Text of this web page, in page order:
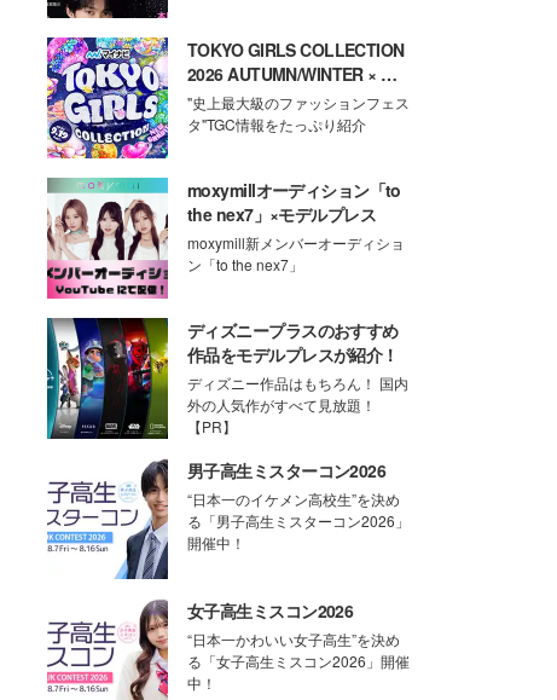
TOKYO GIRLS COLLECTION
2026 AUTUMN/WINTER × モ
デルプレス
"史上最大級のファッションフェス
タ"TGC情報をたっぷり紹介
moxymillオーディション「to
the nex7」×モデルプレス
moxymill新メンバーオーディショ
ン「to the nex7」
ディズニープラスのおすすめ
作品をモデルプレスが紹介！
ディズニー作品はもちろん！ 国内
外の人気作がすべて見放題！
【PR】
男子高生ミスターコン2026
“日本一のイケメン高校生”を決め
る「男子高生ミスターコン2026」
開催中！
女子高生ミスコン2026
“日本一かわいい女子高生”を決め
る「女子高生ミスコン2026」開催
中！